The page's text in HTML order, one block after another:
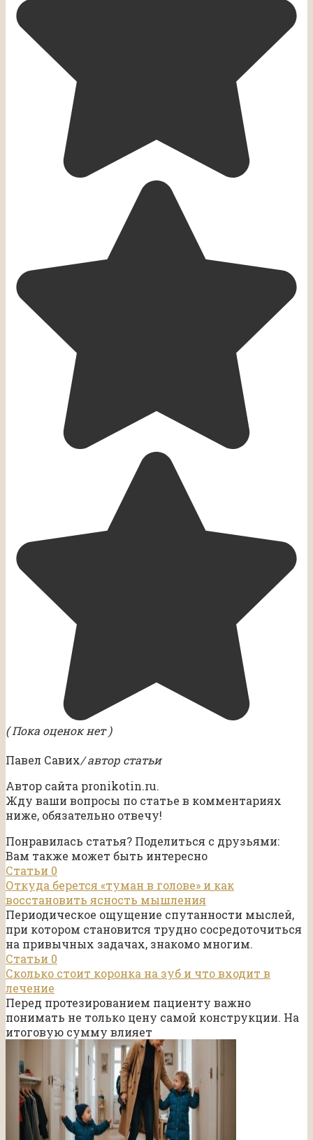
( Пока оценок нет )
Павел Савих/ автор статьи
Автор сайта pronikotin.ru.
Жду ваши вопросы по статье в комментариях
ниже, обязательно отвечу!
Понравилась статья? Поделиться с друзьями:
Вам также может быть интересно
Статьи 0
Откуда берется «туман в голове» и как
восстановить ясность мышления
Периодическое ощущение спутанности мыслей,
при котором становится трудно сосредоточиться
на привычных задачах, знакомо многим.
Статьи 0
Сколько стоит коронка на зуб и что входит в
лечение
Перед протезированием пациенту важно
понимать не только цену самой конструкции. На
итоговую сумму влияет